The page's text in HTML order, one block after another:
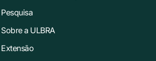
Pesquisa
Sobre a ULBRA
Extensão